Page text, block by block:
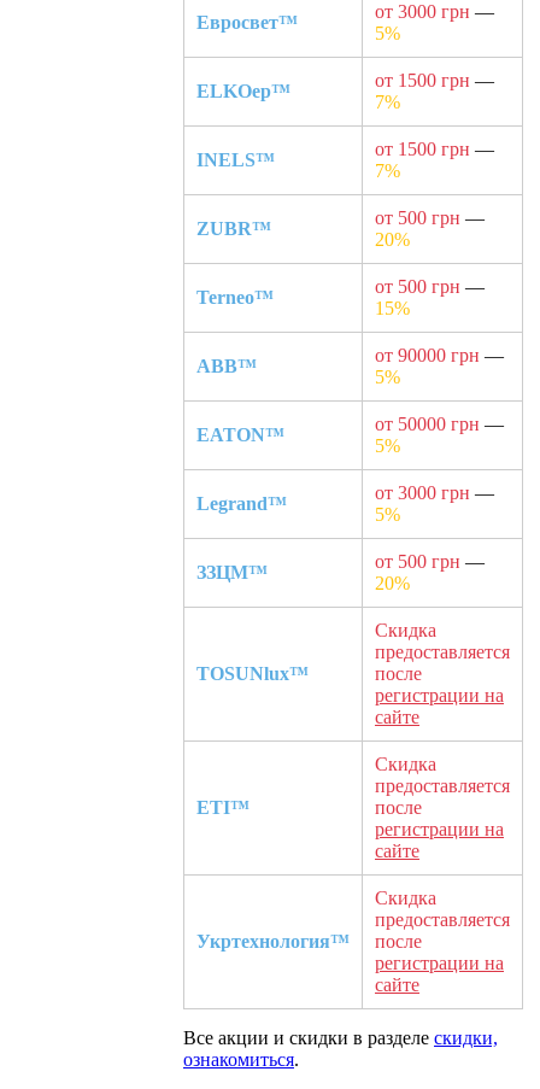
Евросвет™
от 3000 грн —
5%
ELKOep™
от 1500 грн —
7%
INELS™
от 1500 грн —
7%
ZUBR™
от 500 грн —
20%
Terneo™
от 500 грн —
15%
ABB™
от 90000 грн —
5%
EATON™
от 50000 грн —
5%
Legrand™
от 3000 грн —
5%
ЗЗЦМ™
от 500 грн —
20%
TOSUNlux™
Скидка
предоставляется
после
регистрации на
сайте
ETI™
Скидка
предоставляется
после
регистрации на
сайте
Укртехнология™
Скидка
предоставляется
после
регистрации на
сайте
Все акции и скидки в разделе скидки,
ознакомиться.